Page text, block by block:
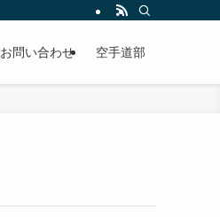
お問い合わせ 空手道部